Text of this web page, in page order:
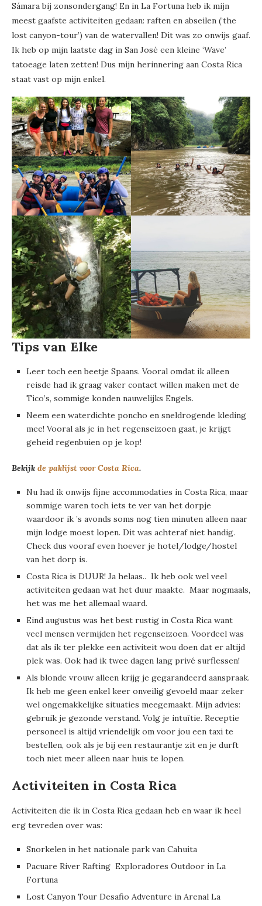
Sámara bij zonsondergang! En in La Fortuna heb ik mijn
meest gaafste activiteiten gedaan: raften en abseilen (’the
lost canyon-tour’) van de watervallen! Dit was zo onwijs gaaf.
Ik heb op mijn laatste dag in San José een kleine ‘Wave’
tatoeage laten zetten! Dus mijn herinnering aan Costa Rica
staat vast op mijn enkel.
Tips van Elke
Leer toch een beetje Spaans. Vooral omdat ik alleen
reisde had ik graag vaker contact willen maken met de
Tico’s, sommige konden nauwelijks Engels.
Neem een waterdichte poncho en sneldrogende kleding
mee! Vooral als je in het regenseizoen gaat, je krijgt
geheid regenbuien op je kop!
Bekijk de paklijst voor Costa Rica.
Nu had ik onwijs fijne accommodaties in Costa Rica, maar
sommige waren toch iets te ver van het dorpje
waardoor ik ’s avonds soms nog tien minuten alleen naar
mijn lodge moest lopen. Dit was achteraf niet handig.
Check dus vooraf even hoever je hotel/lodge/hostel
van het dorp is.
Costa Rica is DUUR! Ja helaas.. Ik heb ook wel veel
activiteiten gedaan wat het duur maakte. Maar nogmaals,
het was me het allemaal waard.
Eind augustus was het best rustig in Costa Rica want
veel mensen vermijden het regenseizoen. Voordeel was
dat als ik ter plekke een activiteit wou doen dat er altijd
plek was. Ook had ik twee dagen lang privé surflessen!
Als blonde vrouw alleen krijg je gegarandeerd aanspraak.
Ik heb me geen enkel keer onveilig gevoeld maar zeker
wel ongemakkelijke situaties meegemaakt. Mijn advies:
gebruik je gezonde verstand. Volg je intuïtie. Receptie
personeel is altijd vriendelijk om voor jou een taxi te
bestellen, ook als je bij een restaurantje zit en je durft
toch niet meer alleen naar huis te lopen.
Activiteiten in Costa Rica
Activiteiten die ik in Costa Rica gedaan heb en waar ik heel
erg tevreden over was:
Snorkelen in het nationale park van Cahuita
Pacuare River Rafting Exploradores Outdoor in La
Fortuna
Lost Canyon Tour Desafio Adventure in Arenal La